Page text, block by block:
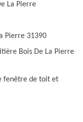
La Pierre
Pierre 31390
Bois De La Pierre
fenêtre de toit et